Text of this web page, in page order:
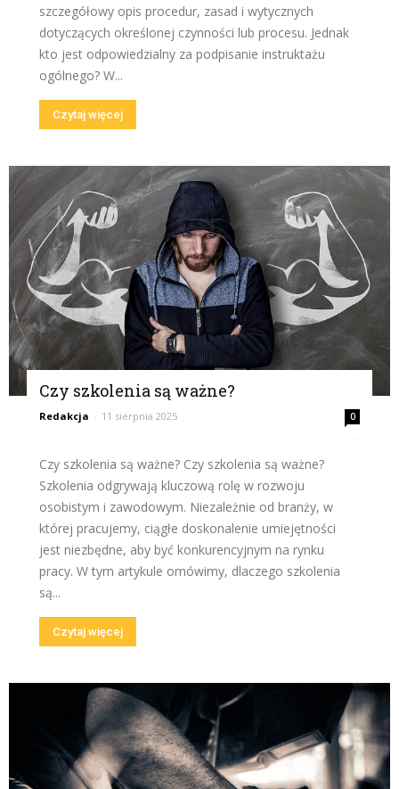
szczegółowy opis procedur, zasad i wytycznych
dotyczących określonej czynności lub procesu. Jednak
kto jest odpowiedzialny za podpisanie instruktażu
ogólnego? W...
Czytaj więcej
Czy szkolenia są ważne?
Redakcja - 11 sierpnia 2025 0
Czy szkolenia są ważne? Czy szkolenia są ważne?
Szkolenia odgrywają kluczową rolę w rozwoju
osobistym i zawodowym. Niezależnie od branży, w
której pracujemy, ciągłe doskonalenie umiejętności
jest niezbędne, aby być konkurencyjnym na rynku
pracy. W tym artykule omówimy, dlaczego szkolenia
są...
Czytaj więcej